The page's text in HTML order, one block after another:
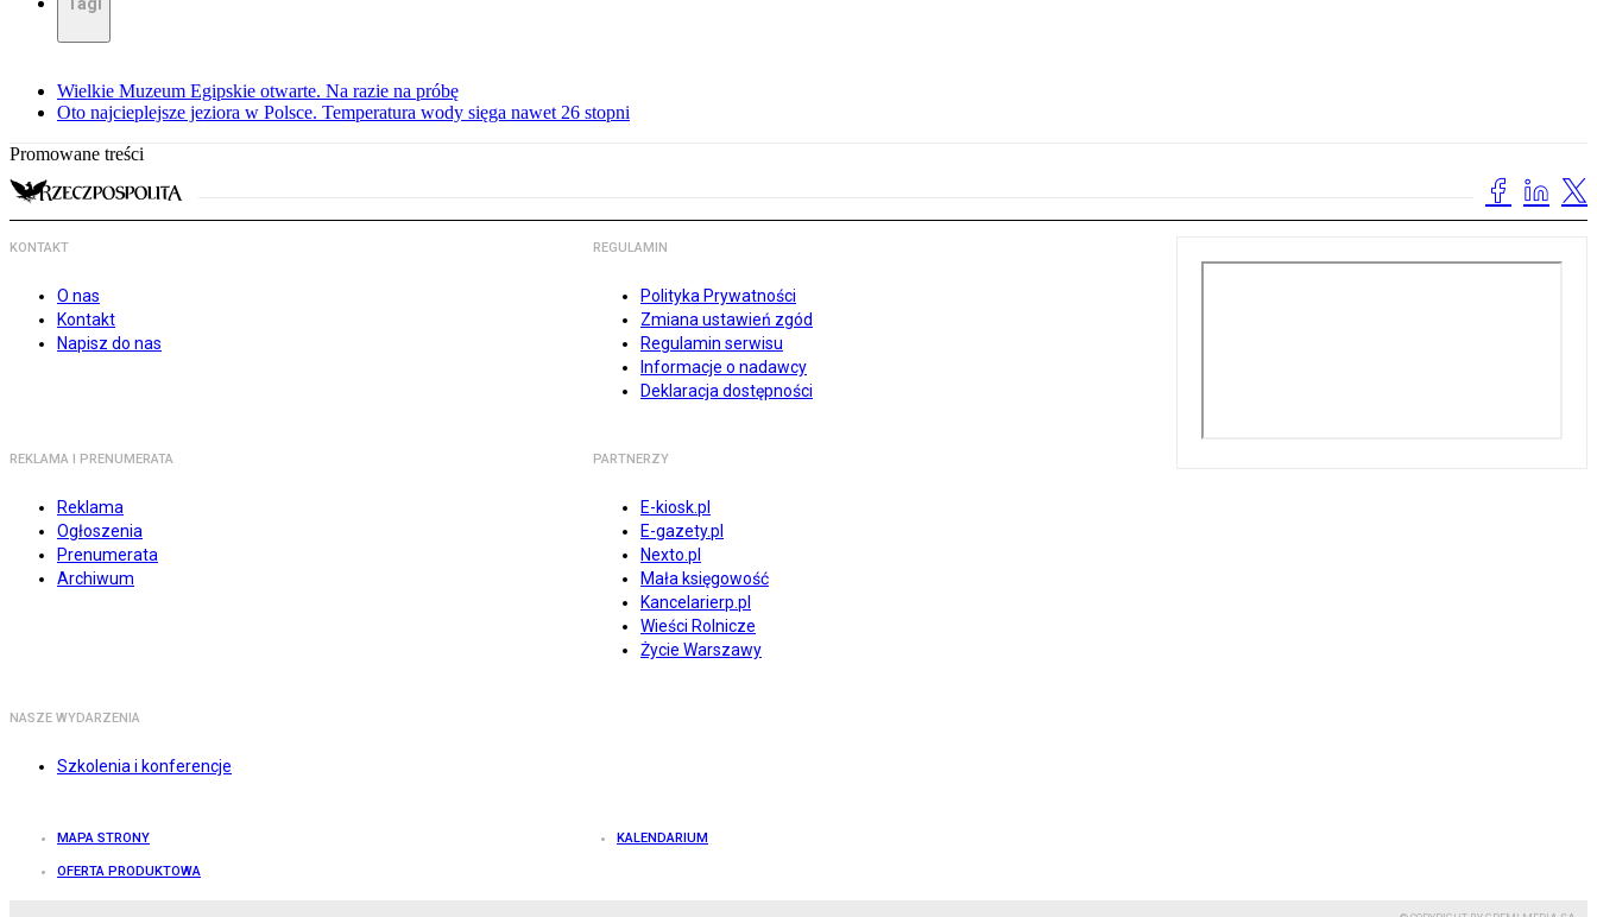
Wielkie Muzeum Egipskie otwarte. Na razie na próbę
Oto najcieplejsze jeziora w Polsce. Temperatura wody sięga nawet 26 stopni
Promowane treści
KONTAKT
O nas
Kontakt
Napisz do nas
REGULAMIN
Polityka Prywatności
Zmiana ustawień zgód
Regulamin serwisu
Informacje o nadawcy
Deklaracja dostępności
REKLAMA I PRENUMERATA
Reklama
Ogłoszenia
Prenumerata
Archiwum
PARTNERZY
E-kiosk.pl
E-gazety.pl
Nexto.pl
Mała księgowość
Kancelarierp.pl
Wieści Rolnicze
Życie Warszawy
NASZE WYDARZENIA
Szkolenia i konferencje
MAPA STRONY KALENDARIUM
OFERTA PRODUKTOWA